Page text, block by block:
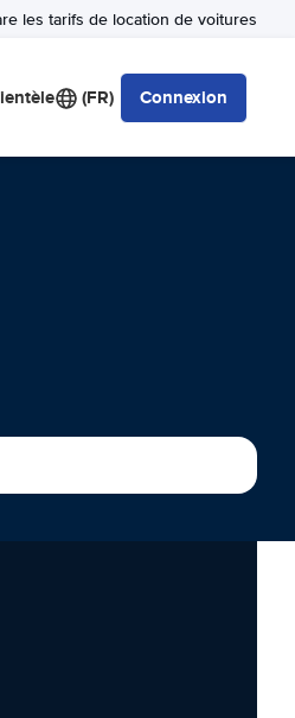
les tarifs de location de voitures
(FR) Connexion